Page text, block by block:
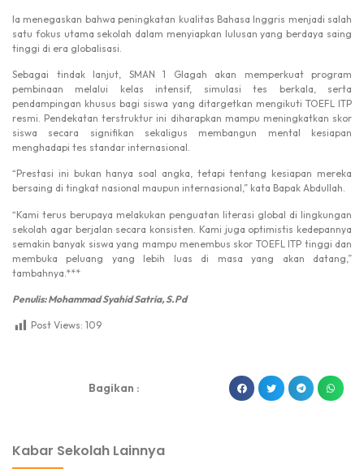
Ia menegaskan bahwa peningkatan kualitas Bahasa Inggris menjadi salah
satu fokus utama sekolah dalam menyiapkan lulusan yang berdaya saing
tinggi di era globalisasi.
Sebagai tindak lanjut, SMAN 1 Glagah akan memperkuat program
pembinaan melalui kelas intensif, simulasi tes berkala, serta
pendampingan khusus bagi siswa yang ditargetkan mengikuti TOEFL ITP
resmi. Pendekatan terstruktur ini diharapkan mampu meningkatkan skor
siswa secara signifikan sekaligus membangun mental kesiapan
menghadapi tes standar internasional.
“Prestasi ini bukan hanya soal angka, tetapi tentang kesiapan mereka
bersaing di tingkat nasional maupun internasional,” kata Bapak Abdullah.
“Kami terus berupaya melakukan penguatan literasi global di lingkungan
sekolah agar berjalan secara konsisten. Kami juga optimistis kedepannya
semakin banyak siswa yang mampu menembus skor TOEFL ITP tinggi dan
membuka peluang yang lebih luas di masa yang akan datang,”
tambahnya.***
Penulis: Mohammad Syahid Satria, S.Pd
Post Views: 109
Bagikan :
Kabar Sekolah Lainnya